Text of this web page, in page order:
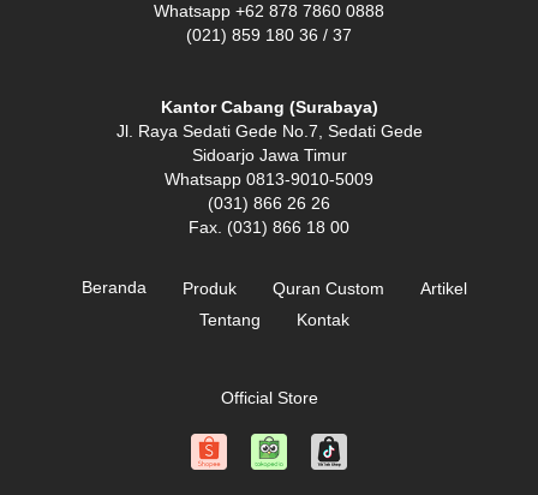
Whatsapp +62 878 7860 0888
(021) 859 180 36 / 37
Kantor Cabang (Surabaya)
Jl. Raya Sedati Gede No.7, Sedati Gede
Sidoarjo Jawa Timur
Whatsapp 0813-9010-5009
(031) 866 26 26
Fax. (031) 866 18 00
Beranda Produk Quran Custom
Artikel
Tentang
Kontak
Official Store